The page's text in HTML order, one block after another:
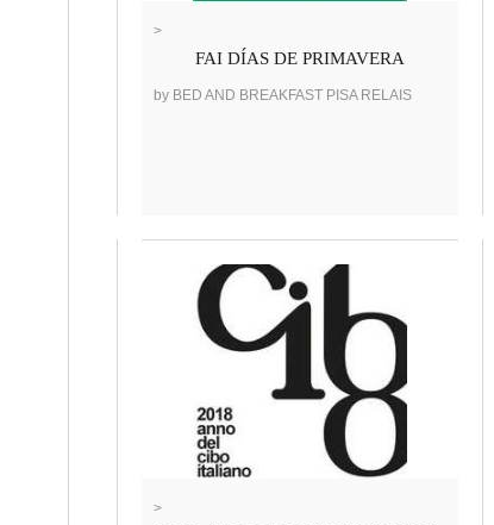
>
FAI DÍAS DE PRIMAVERA
by BED AND BREAKFAST PISA RELAIS
>